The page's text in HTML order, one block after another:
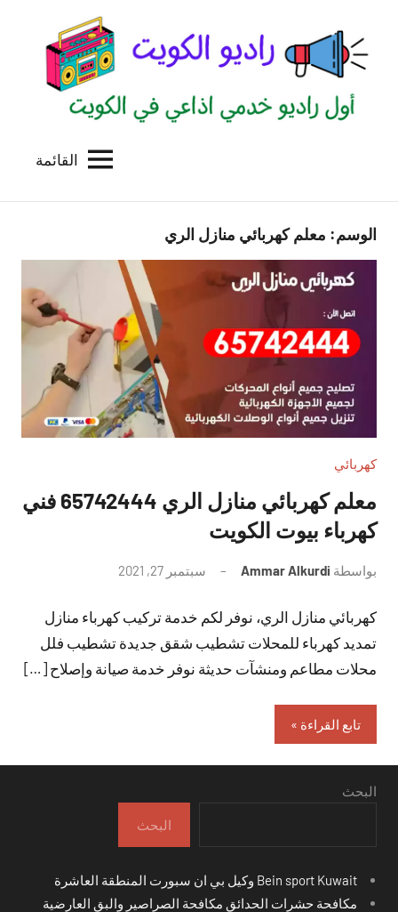
المحتوى
الكويت
للاعلانات
بالكويت
القائمة
الوسم: معلم كهربائي منازل الري
كهربائي
معلم كهربائي منازل الري 65742444 فني
كهرباء بيوت الكويت
بواسطة Ammar Alkurdi سبتمبر 27, 2021
تعليقات
كهربائي منازل الري، نوفر لكم خدمة تركيب كهرباء منازل
تمديد كهرباء للمحلات تشطيب شقق جديدة تشطيب فلل
محلات مطاعم ومنشآت حديثة نوفر خدمة صيانة وإصلاح […]
تابع القراءة
البحث
البحث
مكافحة حشرات الحدائق مكافحة الصراصير والبق العارضية